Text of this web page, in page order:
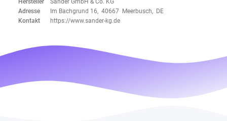
Hersteller
Sander GmbH & Co. KG
Adresse
Im Bachgrund 16, 40667 Meerbusch, DE
Kontakt
https://www.sander-kg.de